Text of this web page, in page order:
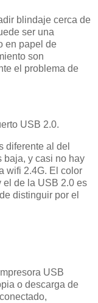
blindaje cerca de
ser una
en papel de
son
el problema de
USB 2.0.
diferente al del
baja, y casi no hay
wifi 2.4G. El color
el de la USB 2.0 es
distinguir por el
USB
o descarga de